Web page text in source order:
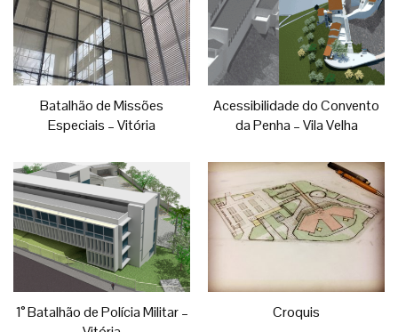
Batalhão de Missões
Especiais – Vitória
Acessibilidade do Convento
da Penha – Vila Velha
1° Batalhão de Polícia Militar –
Croquis